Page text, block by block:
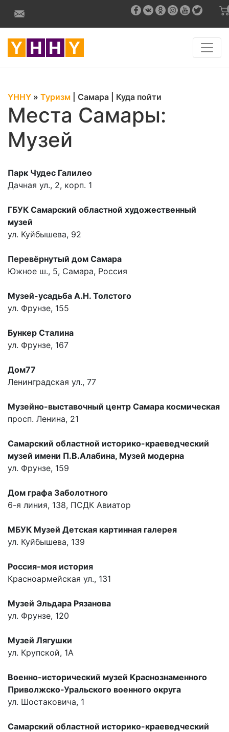
YHHY » Туризм Самара Куда пойти
Места Самары:
Музей
Парк Чудес Галилео
Дачная ул., 2, корп. 1
ГБУК Самарский областной художественный
музей
ул. Куйбышева, 92
Перевёрнутый дом Самара
Южное ш., 5, Самара, Россия
Музей-усадьба А.Н. Толстого
ул. Фрунзе, 155
Бункер Сталина
ул. Фрунзе, 167
Дом77
Ленинградская ул., 77
Музейно-выставочный центр Самара космическая
просп. Ленина, 21
Самарский областной историко-краеведческий
музей имени П.В.Алабина, Музей модерна
ул. Фрунзе, 159
Дом графа Заболотного
6-я линия, 138, ПСДК Авиатор
МБУК Музей Детская картинная галерея
ул. Куйбышева, 139
Россия-моя история
Красноармейская ул., 131
Музей Эльдара Рязанова
ул. Фрунзе, 120
Музей Лягушки
ул. Крупской, 1А
Военно-исторический музей Краснознаменного
Приволжско-Уральского военного округа
ул. Шостаковича, 1
Самарский областной историко-краеведческий